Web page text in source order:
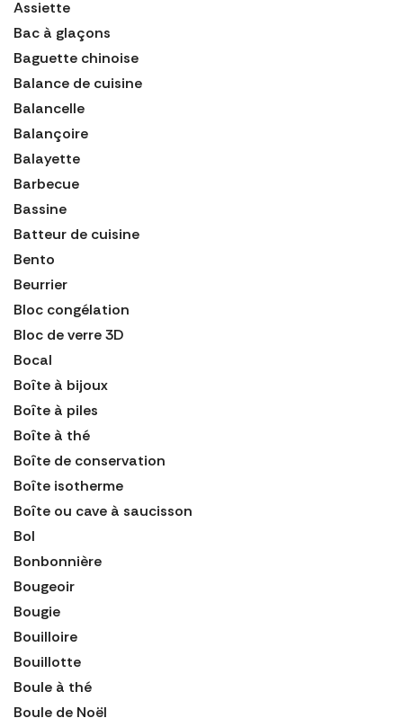
Assiette
Bac à glaçons
Baguette chinoise
Balance de cuisine
Balancelle
Balançoire
Balayette
Barbecue
Bassine
Batteur de cuisine
Bento
Beurrier
Bloc congélation
Bloc de verre 3D
Bocal
Boîte à bijoux
Boîte à piles
Boîte à thé
Boîte de conservation
Boîte isotherme
Boîte ou cave à saucisson
Bol
Bonbonnière
Bougeoir
Bougie
Bouilloire
Bouillotte
Boule à thé
Boule de Noël